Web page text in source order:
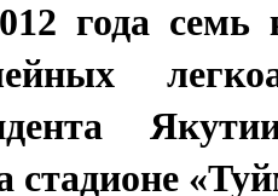
года семь
стадионе